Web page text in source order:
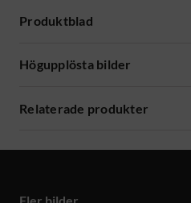
Produktblad
Högupplösta bilder
Relaterade produkter
Fler bilder